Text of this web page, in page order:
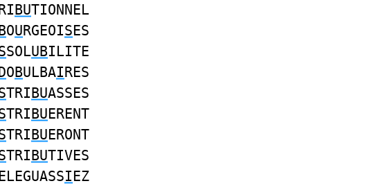
BUTIONNEL
OURGEOISES
SOLUBILITE
OBULBAIRES
TRIBUASSES
TRIBUERENT
TRIBUERONT
TRIBUTIVES
ELEGUASSIEZ